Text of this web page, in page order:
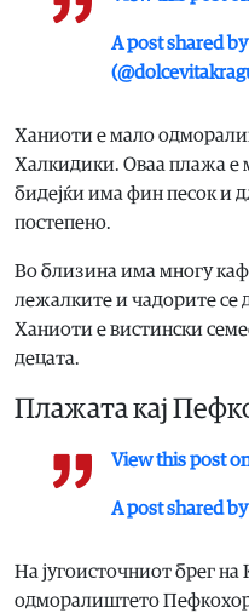
A post shared
Ханиоти е мало
Халкидики. Оваа плажа е
бидејќи има фин песок и
постепено.
Во близина има многу
лежалките и чадорите се
Ханиоти е вистински
децата.
Плажата кај
View this post
A post shared
На југоисточниот брег на
одморалиштето